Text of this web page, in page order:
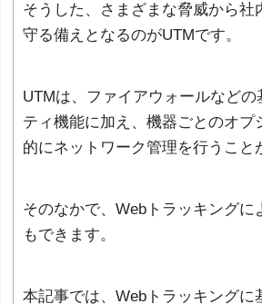
そうした、さまざまな脅威から社
守る備えとなるのがUTMです。
UTMは、ファイアウォールなどの
ティ機能に加え、機器ごとのオプ
的にネットワーク管理を行うこと
そのなかで、Webトラッキングに
もできます。
本記事では、Webトラッキングに